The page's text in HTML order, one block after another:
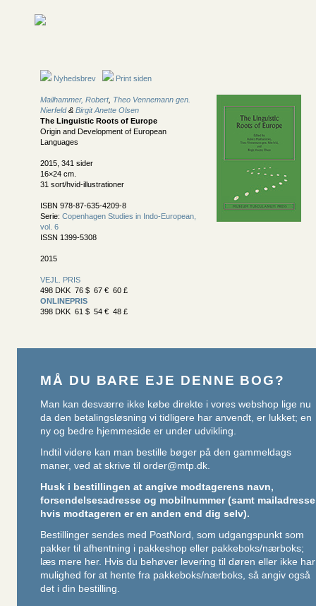
Nyhedsbrev Print siden
Mailhammer, Robert, Theo Vennemann gen.
Nierfeld& Birgit Anette Olsen
The Linguistic Roots of Europe
Origin and Development of European
Languages
2015, 341 sider
16×24 cm.
31 sort/hvid-illustrationer
ISBN 978-87-635-4209-8
Serie: Copenhagen Studies in Indo-European,
vol. 6
ISSN 1399-5308
2015
VEJL. PRIS
498 DKK 76 $ 67 € 60 £
ONLINEPRIS
398 DKK 61 $ 54 € 48 £
MÅ DU BARE EJE DENNE BOG?
Man kan desværre ikke købe direkte i vores webshop lige nu
da den betalingsløsning vi tidligere har anvendt, er lukket; en
ny og bedre hjemmeside er under udvikling.
Indtil videre kan man bestille bøger på den gammeldags
maner, ved at skrive til order@mtp.dk.
Husk i bestillingen at angive modtagerens navn,
forsendelsesadresse og mobilnummer (samt mailadresse
hvis modtageren er en anden end dig selv).
Bestillinger sendes med PostNord, som udgangspunkt som
pakker til afhentning i pakkeshop eller pakkeboks/nærboks;
læs mere her. Hvis du behøver levering til døren eller ikke har
mulighed for at hente fra pakkeboks/nærboks, så angiv også
det i din bestilling.